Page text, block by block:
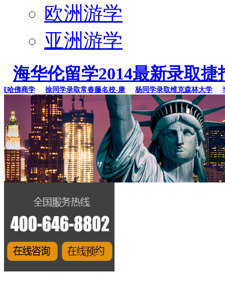
欧洲游学
亚洲游学
海华伦留学2014最新录取捷
商学 徐同学录取常春藤名校-康 杨同学录取维克森林大学 李同